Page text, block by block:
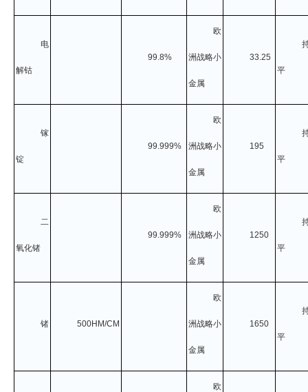
电
解钴
99.8%
欧
洲战略小
金属
33.25
平
镓
锭
99.999%
欧
洲战略小
金属
195
平
二
氧化锗
99.999%
欧
洲战略小
金属
1250
平
锗 500HM/CM
欧
洲战略小
金属
1650
平
欧